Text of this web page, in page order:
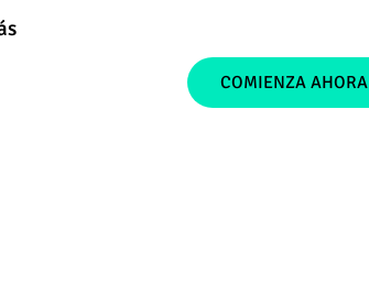
COMIENZA AHORA